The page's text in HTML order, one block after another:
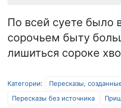
По всей суете было
сорочьем быту
лишиться сороке
Категории:
Пересказы,
Пересказы без источника